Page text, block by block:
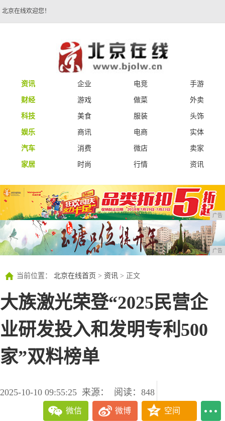
北京在线欢迎您！
资讯 企业 电竞
手游
财经
游戏 做菜
外卖
科技
美食 服装
头饰
娱乐
商讯 电商
实体
汽车
消费 微店
卖家
家居
时尚 行情 资讯
广告
广告
当前位置： 北京在线首页 > 资讯 > 正文
大族激光荣登“2025民营企
业研发投入和发明专利500
家”双料榜单
2025-10-10 09:55:25 来源： 阅读：848
微信 微博 空间